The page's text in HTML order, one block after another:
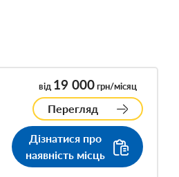
від 19 000грн/місяц
Перегляд
Дізнатися про
наявність місць